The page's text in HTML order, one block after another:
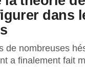
dans
de nombreuses
a finalement fait